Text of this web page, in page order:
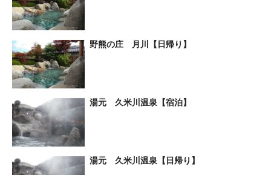
野熊の庄 月川【日帰り】
湯元 久米川温泉【宿泊】
湯元 久米川温泉【日帰り】